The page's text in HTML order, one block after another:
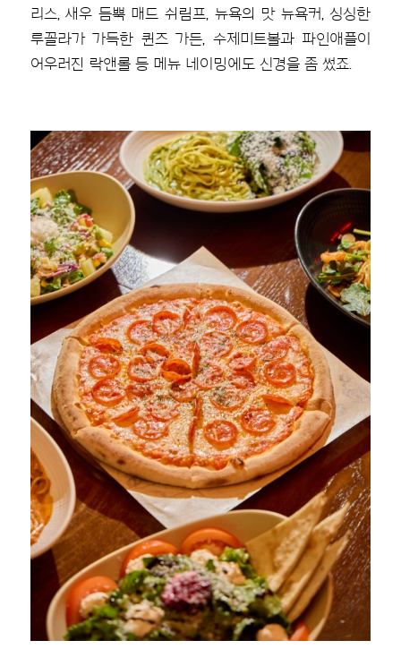
리스, 새우 듬뿍 매드 쉬림프, 뉴욕의 맛 뉴욕커, 싱싱한
루꼴라가 가득한 퀸즈 가든, 수제미트볼과 파인애플이
어우러진 락앤롤 등 메뉴 네이밍에도 신경을 좀 썼죠.